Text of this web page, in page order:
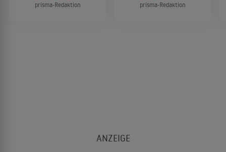
prisma-Redaktion prisma-Redaktion